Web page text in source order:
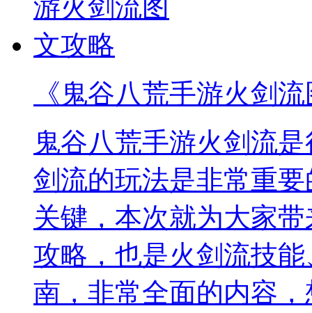
《鬼谷八荒手游火剑
鬼谷八荒手游火剑流
剑流的玩法是非常重
关键，本次就为大家
攻略，也是火剑流技
南，非常全面的内容